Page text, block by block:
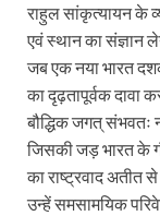
राहुल सांकृत्यायन के
एवं स्थान का संज्ञान
जब एक नया भारत
का दृढ़तापूर्वक दावा
बौद्धिक जगत् संभवतः
जिसकी जड़ भारत के
का राष्ट्रवाद अतीत
उन्हें समसामयिक